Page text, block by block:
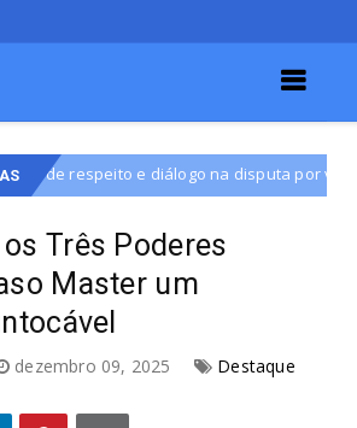
disputa por vaga na CLDF Destaque
Três Poderes
Master um
dezembro 09, 2025 Destaque